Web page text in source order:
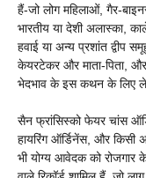
हैं-जो लोग महिलाओं, गैर-
भारतीय या देशी अलास्का,
हवाई या अन्य प्रशांत
केयरटेकर और माता-पिता, और
भेदभाव के इस कथन के लिए
सैन फ्रांसिस्को फेयर चांस
हायरिंग ऑर्डिनेंस, और किसी
भी योग्य आवेदक को रोजगार